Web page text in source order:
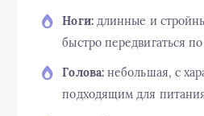
Ноги:длинные и
быстро передвигаться
Голова:небольшая, с
подходящим для